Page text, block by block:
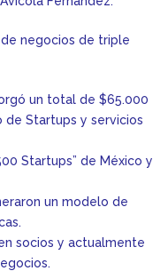
negocios de triple
un total de $65.000
Startups y servicios
Startups” de México y
un modelo de
socios y actualmente